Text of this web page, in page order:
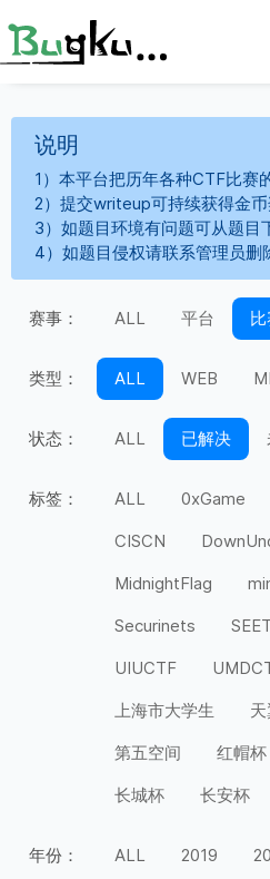
说明
1）本平台把历年各种CTF比赛
2）提交writeup可持续获得金
3）如题目环境有问题可从题
4）如题目侵权请联系管理员
赛事： ALL 平台
类型： ALL WEB
状态： ALL 已解决
标签： ALL 0xGame
CISCN
MidnightFlag
Securinets
UIUCTF
上海市大学生
第五空间
红帽杯
长城杯
长安杯
年份： ALL 2019